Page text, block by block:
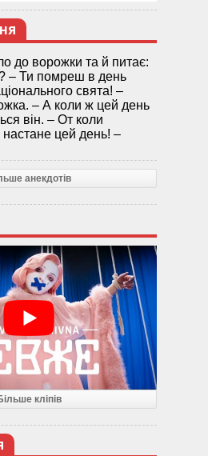
до ворожки та й питає:
– Ти помреш в день
свята! –
– А коли ж цей день
він. – От коли
настане цей день! –
анекдотів
кліпів